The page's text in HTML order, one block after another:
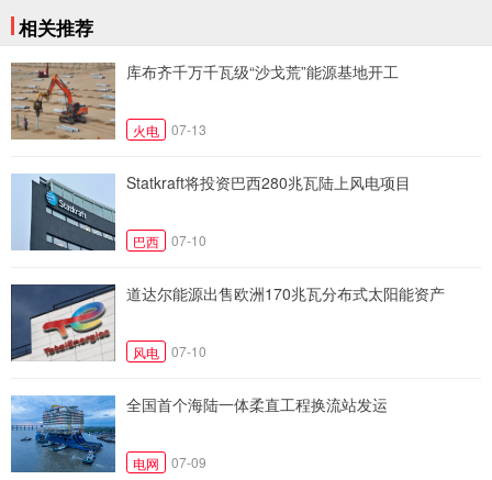
相关推荐
库布齐千万千瓦级“沙戈荒”能源基地开工
火电 07-13
Statkraft将投资巴西280兆瓦陆上风电项目
巴西 07-10
道达尔能源出售欧洲170兆瓦分布式太阳能资产
风电 07-10
全国首个海陆一体柔直工程换流站发运
电网 07-09